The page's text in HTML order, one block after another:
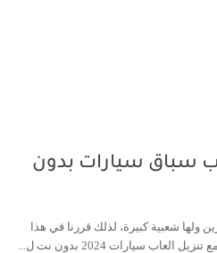
ألعاب سباق سيارات بدون
ولها شعبية كبيرة، لذلك قررنا في هذا
سيارات 2024 بدون نت ل...